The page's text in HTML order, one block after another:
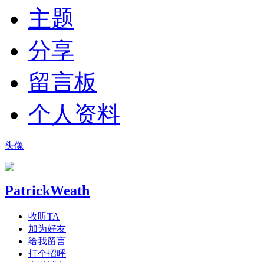
主题
分享
留言板
个人资料
头像
PatrickWeath
收听TA
加为好友
给我留言
打个招呼